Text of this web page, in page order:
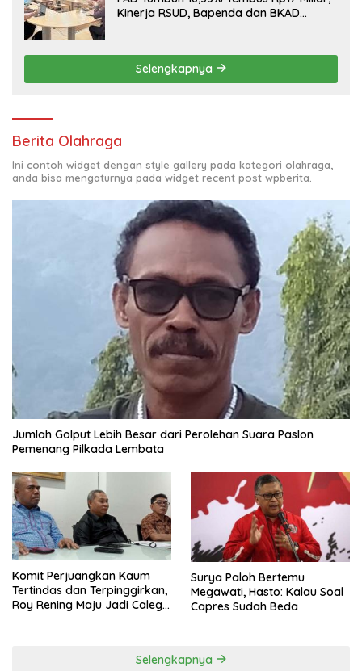
Kinerja RSUD, Bapenda dan BKAD
Selengkapnya
Berita Olahraga
Ini contoh widget dengan style gallery pada kategori olahraga,
anda bisa mengaturnya pada widget recent post wpberita.
Jumlah Golput Lebih Besar dari Perolehan Suara Paslon
Pemenang Pilkada Lembata
Komit Perjuangkan Kaum
Tertindas dan Terpinggirkan,
Roy Rening Maju Jadi Caleg
Surya Paloh Bertemu
Megawati, Hasto: Kalau Soal
Capres Sudah Beda
Selengkapnya